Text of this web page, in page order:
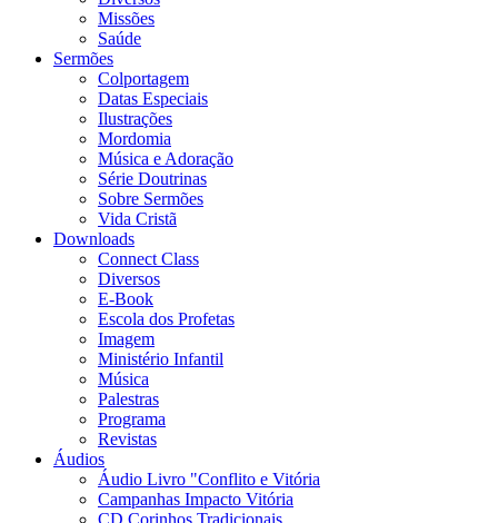
Missões
Saúde
Sermões
Colportagem
Datas Especiais
Ilustrações
Mordomia
Música e Adoração
Série Doutrinas
Sobre Sermões
Vida Cristã
Downloads
Connect Class
Diversos
E-Book
Escola dos Profetas
Imagem
Ministério Infantil
Música
Palestras
Programa
Revistas
Áudios
Áudio Livro "Conflito e Vitória
Campanhas Impacto Vitória
CD Corinhos Tradicionais